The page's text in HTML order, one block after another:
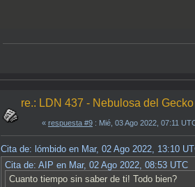
re.: LDN 437 - Nebulosa del Gecko
« respuesta #9 : Mié, 03 Ago 2022, 07:11
Cita de: lómbido en Mar, 02 Ago 2022, 13:10
Cita de: AIP en Mar, 02 Ago 2022, 08:53 UTC
Cuanto tiempo sin saber de ti! Todo bien?